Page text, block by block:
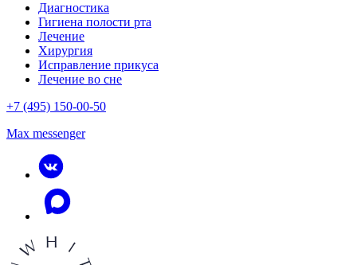
Диагностика
Гигиена полости рта
Лечение
Хирургия
Исправление прикуса
Лечение во сне
+7 (495) 150-00-50
Max messenger